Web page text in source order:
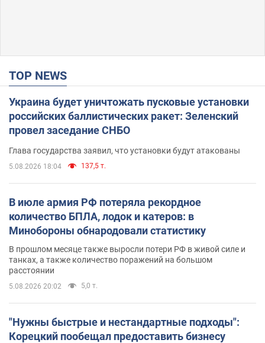
TOP NEWS
Украина будет уничтожать пусковые установки
российских баллистических ракет: Зеленский
провел заседание СНБО
Глава государства заявил, что установки будут атакованы
5.08.2026 18:04 137,5 т.
В июле армия РФ потеряла рекордное
количество БПЛА, лодок и катеров: в
Минобороны обнародовали статистику
В прошлом месяце также выросли потери РФ в живой силе и
танках, а также количество поражений на большом
расстоянии
5.08.2026 20:02 5,0 т.
"Нужны быстрые и нестандартные подходы":
Корецкий пообещал предоставить бизнесу